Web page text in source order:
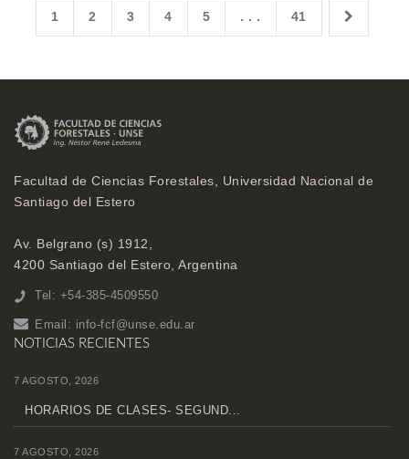
1 2 3 4 5 . . . 41
Facultad de Ciencias Forestales, Universidad Nacional de
Santiago del Estero
Av. Belgrano (s) 1912,
4200 Santiago del Estero, Argentina
Tel: +54-385-4509550
Email: info-fcf@unse.edu.ar
NOTICIAS RECIENTES
7 AGOSTO, 2026
HORARIOS DE CLASES- SEGUND...
7 AGOSTO, 2026